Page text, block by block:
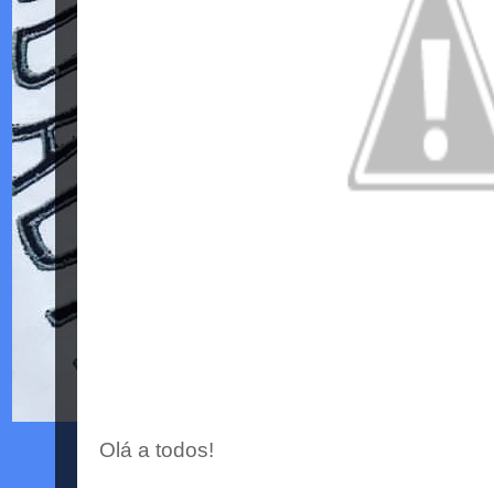
Olá a todos!